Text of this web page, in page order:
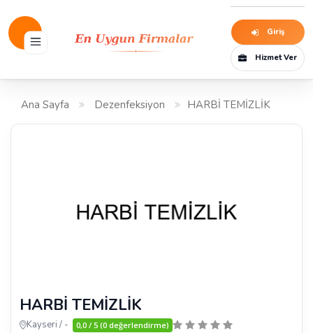
Giriş
Hizmet Ver
Ana Sayfa Dezenfeksiyon HARBİ TEMİZLİK
HARBİ TEMİZLİK
Kayseri / - 0,0 / 5 (0 değerlendirme)